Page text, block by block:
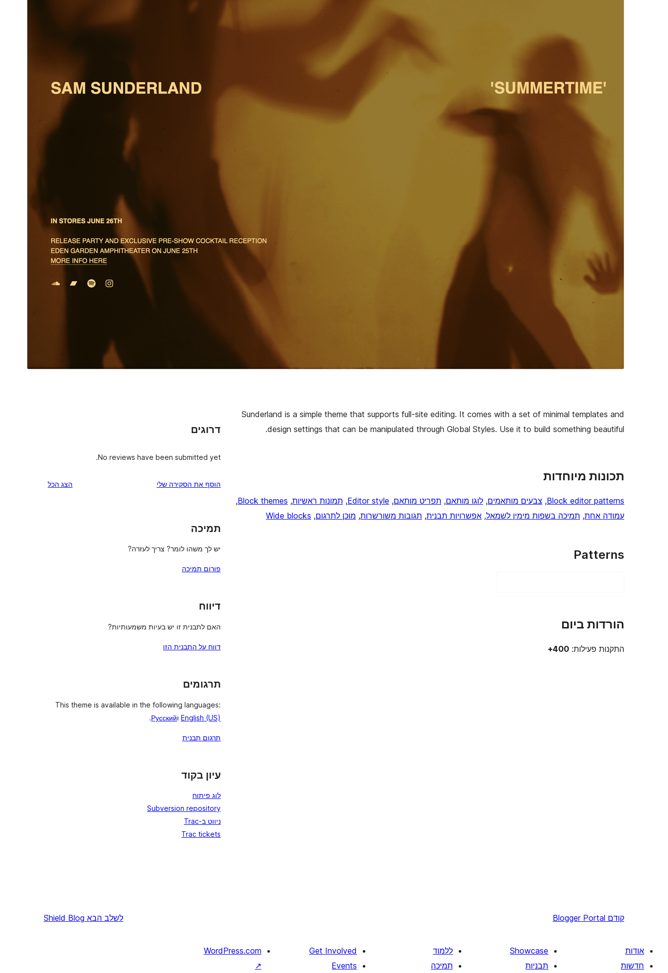
Sunderland is a simple theme that supports full-site editing. It comes with a set of minimal templates and
design settings that can be manipulated through Global Styles. Use it to build something beautiful.
תכונות מיוחדות
Block editor patterns
, צבעים מותאמים, לוגו מותאם, תפריט מותאם,
Editor style
, תמונות ראשיות,
Block themes
,
עמודה אחת, תמיכה בשפות מימין לשמאל, אפשרויות תבנית, תגובות משורשרות, מוכן לתרגום,
Wide blocks
Patterns
הורדות ביום
התקנות פעילות: 400+
דרוגים
No reviews have been submitted yet.
הוסף את הסקירה שלי הצג הכל
תמיכה
יש לך משהו לומר? צריך לעזרה?
פורום תמיכה
דיווח
האם לתבנית זו יש בעיות משמעותיות?
דווח על התבנית הזו
תרגומים
This theme is available in the following languages:
English (US) וРусский
.
תרגום תבנית
עיון בקוד
לוג פיתוח
Subversion repository
ניווט ב-Trac
Trac tickets
קודם Blogger Portal לשלב הבא Shield Blog
אודות
חדשות
Showcase
תבניות
ללמוד
תמיכה
Get Involved
Events
WordPress.com
↗